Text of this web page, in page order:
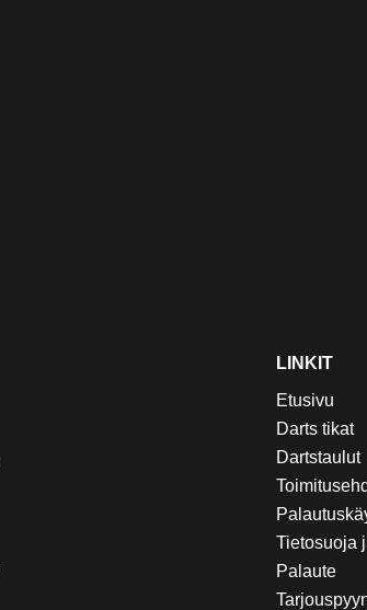
LINKIT
Etusivu
Darts tikat
Dartstaulut
Tietosuoja
Palaute